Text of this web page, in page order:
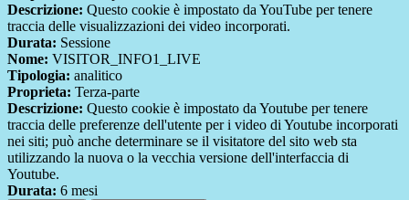
Descrizione: Questo cookie è impostato da YouTube per tenere
traccia delle visualizzazioni dei video incorporati.
Durata: Sessione
Nome: VISITOR_INFO1_LIVE
Tipologia: analitico
Proprieta: Terza-parte
Descrizione: Questo cookie è impostato da Youtube per tenere
traccia delle preferenze dell'utente per i video di Youtube incorporati
nei siti; può anche determinare se il visitatore del sito web sta
utilizzando la nuova o la vecchia versione dell'interfaccia di
Youtube.
Durata: 6 mesi